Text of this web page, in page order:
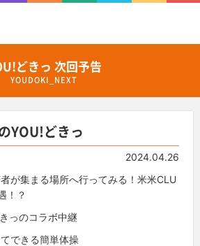
どきっ 次回予告
YOUDOKI_NEXT
YOU!どきっ
2024.04.26
が集まる場所へ行ってみる！米米CLU
！？
っのコラボ中継
できる簡単体操